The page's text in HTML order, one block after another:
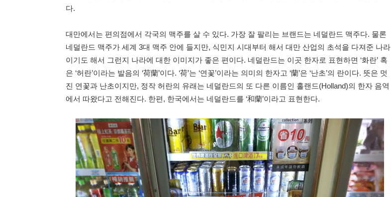
다.
대만에서는 편의점에서 각국의 맥주를 살 수 있다. 가장 잘 팔리는 브랜드는 네덜란드 맥주다. 물론
네덜란드 맥주가 세계 3대 맥주 안에 들지만, 식민지 시대부터 해서 대만 산업의 초석을 다져준 나라
이기도 해서 그런지 나라에 대한 이미지가 좋은 편이다. 네덜란드는 이곳 한자로 표현하면 ‘화란’ 혹
은 ‘허란’이라는 발음의 ‘荷蘭’이다. ‘荷’는 ‘연꽃’이라는 의미의 한자고 ‘蘭’은 ‘난초’의 란이다. 뜻은 멋
진 연꽃과 난초이지만, 정작 허란의 유래는 네덜란드의 또 다른 이름인 홀랜드(Holland)의 한자 음역
에서 따왔다고 전해진다. 한편, 한국에서는 네덜란드를 ‘和蘭’이라고 표현한다.